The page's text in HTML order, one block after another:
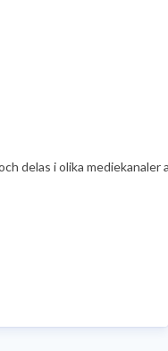
delas i olika